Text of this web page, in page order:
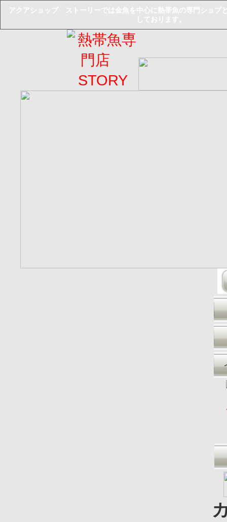
アクアショップ ストーリーでは金魚を中心に熱帯魚の専門ショプ
しております。